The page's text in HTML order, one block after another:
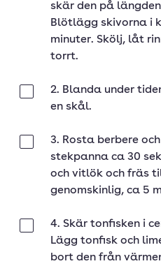
skär den på
Blötlägg skivorna i
minuter. Skölj, låt
torrt.
2. Blanda under
en skål.
3. Rosta berbere
stekpanna ca 30
och vitlök och fräs
genomskinlig, ca 5
4. Skär tonfisken i
Lägg tonfisk och
bort den från